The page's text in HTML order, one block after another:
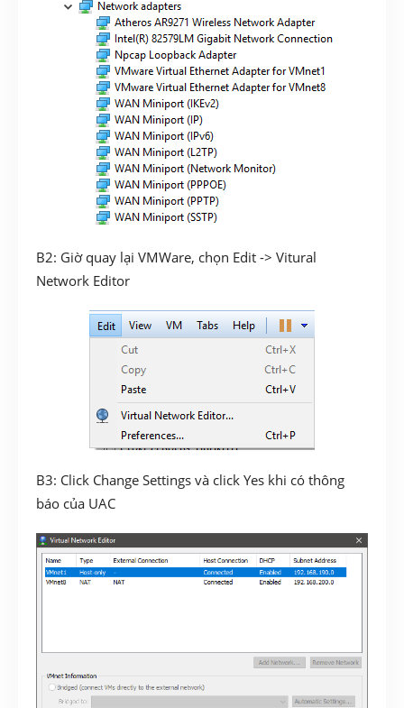
B2: Giờ quay lại VMWare, chọn Edit -> Vitural
Network Editor
B3: Click Change Settings và click Yes khi có thông
báo của UAC